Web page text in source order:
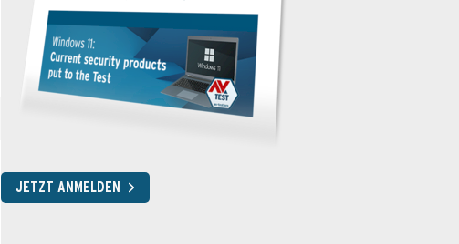
JETZT ANMELDEN